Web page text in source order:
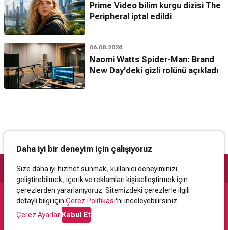
Prime Video bilim kurgu dizisi The
Peripheral iptal edildi
06.08.2026
Naomi Watts Spider-Man: Brand
New Day'deki gizli rolünü açıkladı
Daha iyi bir deneyim için çalışıyoruz
Size daha iyi hizmet sunmak, kullanıcı deneyiminizi
geliştirebilmek, içerik ve reklamları kişiselleştirmek için
çerezlerden yararlanıyoruz. Sitemizdeki çerezlerle ilgili
detaylı bilgi için Çerez Politikası'nı inceleyebilirsiniz.
Çerez AyarlarıKabul Et
Destek
İletişimYardımKullanıcı Sözleşmesi